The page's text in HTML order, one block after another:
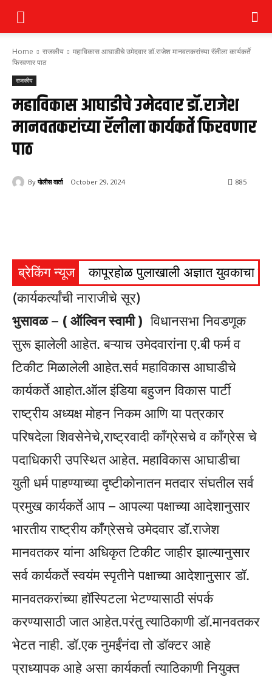
Home राजकीय
महाविकास आघाडीचे उमेदवार डॉ.राजेश मानवतकरांच्या रॅलीला कार्यकर्ते
फिरवणार पाठ
राजकीय
महाविकास आघाडीचे उमेदवार डॉ.राजेश
मानवतकरांच्या रॅलीला कार्यकर्ते फिरवणार
पाठ
By पोलीस वार्ता October 29, 2024 885
ब्रेकिंग न्यूज कापूरहोळ पुलाखाली अज्ञात युवकाचा
(कार्यकर्त्यांची नाराजीचे सूर)
भुसावळ– ( ऑल्विन स्वामी ) विधानसभा निवडणूक
सुरू झालेली आहेत. बऱ्याच उमेदवारांना ए.बी फर्म व
टिकीट मिळालेली आहेत.सर्व महाविकास आघाडीचे
कार्यकर्ते आहोत.ऑल इंडिया बहुजन विकास पार्टी
राष्ट्रीय अध्यक्ष मोहन निकम आणि या पत्रकार
परिषदेला शिवसेनेचे,राष्ट्रवादी काँग्रेसचे व काँग्रेस चे
पदाधिकारी उपस्थित आहेत. महाविकास आघाडीचा
युती धर्म पाहण्याच्या दृष्टीकोनातन मतदार संघतील सर्व
प्रमुख कार्यकर्ते आप – आपल्या पक्षाच्या आदेशानुसार
भारतीय राष्ट्रीय काँग्रेसचे उमेदवार डॉ.राजेश
मानवतकर यांना अधिकृत टिकीट जाहीर झाल्यानुसार
सर्व कार्यकर्ते स्वयंम स्पृतीने पक्षाच्या आदेशानुसार डॉ.
मानवतकरांच्या हॉस्पिटला भेटण्यासाठी संपर्क
करण्यासाठी जात आहेत.परंतु त्याठिकाणी डॉ.मानवतकर
भेटत नाही. डॉ.एक नुमईंनंदा तो डॉक्टर आहे
प्राध्यापक आहे असा कार्यकर्ता त्याठिकाणी नियुक्त